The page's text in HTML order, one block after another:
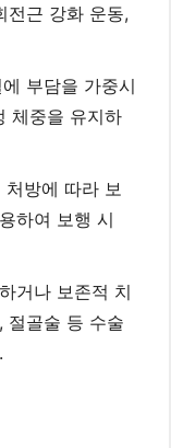
전근 강화 운동,
부담을 가중시
체중을 유지하
처방에 따라 보
하여 보행 시
거나 보존적 치
절골술 등 수술